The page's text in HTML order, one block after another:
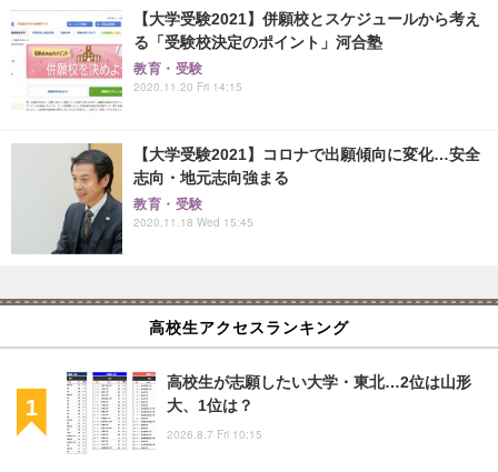
【大学受験2021】併願校とスケジュールから考え
る「受験校決定のポイント」河合塾
教育・受験
2020.11.20 Fri 14:15
【大学受験2021】コロナで出願傾向に変化…安全
志向・地元志向強まる
教育・受験
2020.11.18 Wed 15:45
高校生アクセスランキング
高校生が志願したい大学・東北…2位は山形
大、1位は？
2026.8.7 Fri 10:15